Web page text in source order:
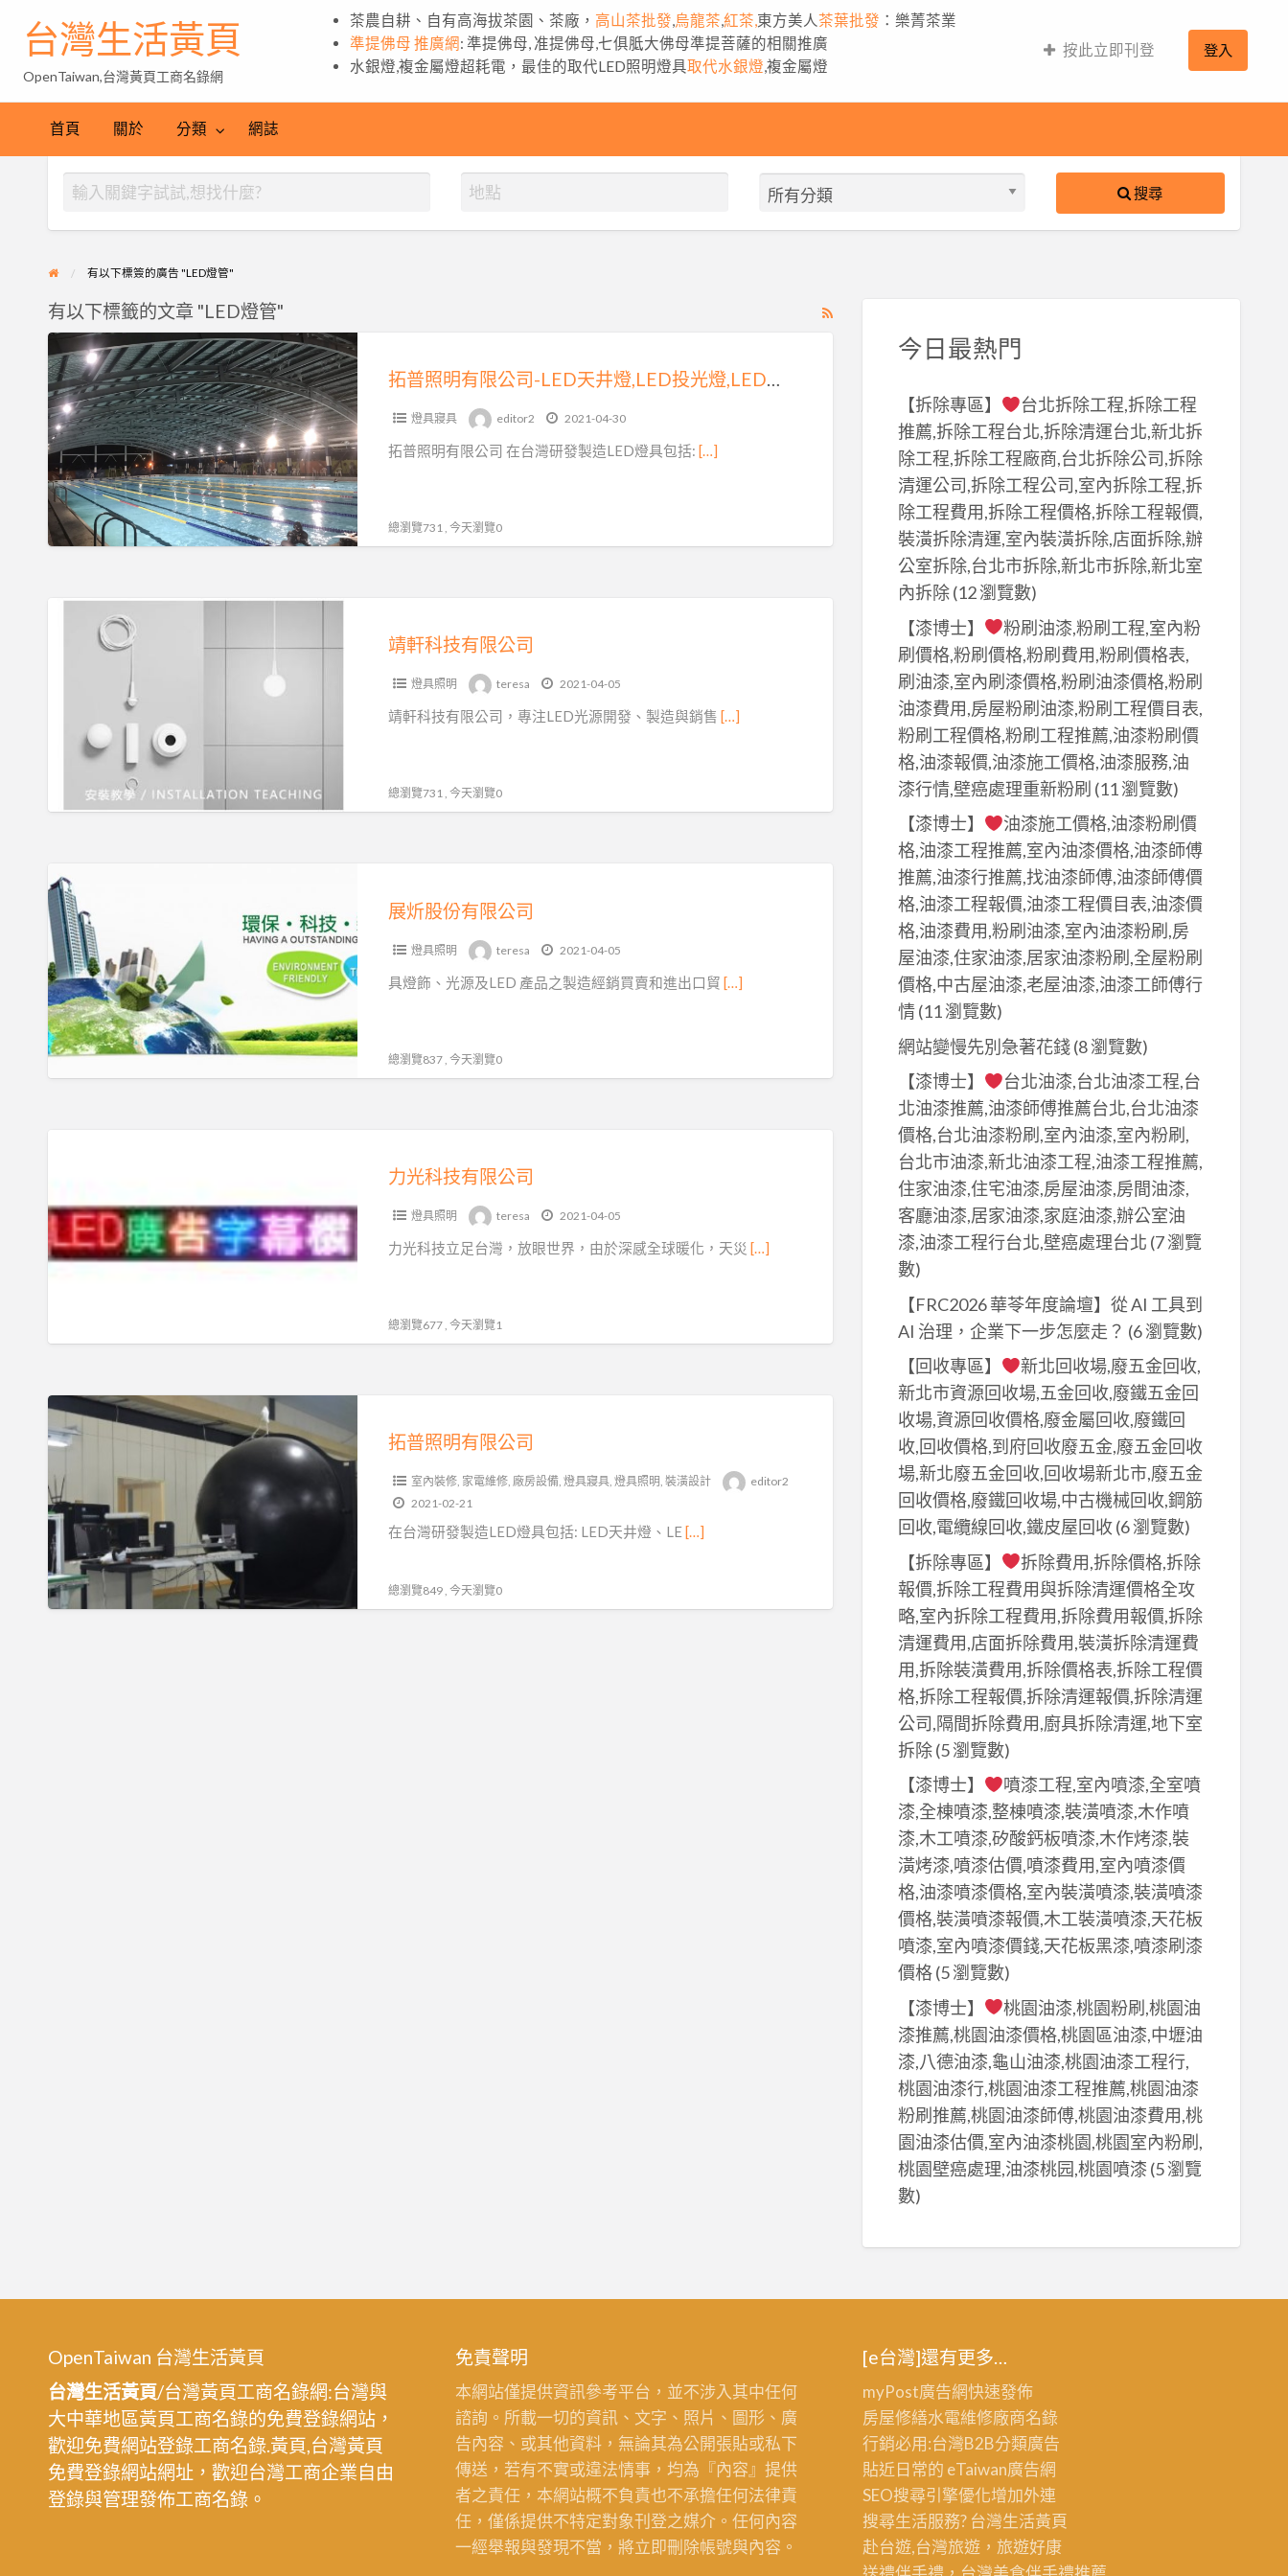
台灣生活黃頁
OpenTaiwan,台灣黃頁工商名錄網
茶農自耕、自有高海拔茶園、茶廠， 高山茶批發 烏龍茶 紅茶, 東方美人 茶葉批發 ：樂菁茶業
準提佛母 推廣網: 準提佛母, 准提佛母,七俱胝大佛母準提菩薩的相關推廣
水銀燈,複金屬燈超耗電，最佳的取代LED照明燈具取代水銀燈 ,複金屬燈
按此立即刊登 登入
首頁 關於 分類 網誌
搜尋
有以下標簽的廣告 "LED燈管"
RSS
有以下標籤的文章 "LED燈管"
普
照
明
有
限
公
司-
LED
井
燈,LED
泡,LED
管,LED
燈
拓普照明有限公司-LED天井燈,LED投光燈,LED燈泡,LED燈管,LED廠房燈
燈具寢具 editor2 2021-04-30
拓普照明有限公司 在台灣研發製造LED燈具包括: […]
總瀏覽731 , 今天瀏覽0
靖軒科技有限公司
燈具照明 teresa 2021-04-05
靖軒科技有限公司，專注LED光源開發、製造與銷售 […]
總瀏覽731 , 今天瀏覽0
展
炘
股
份
有
限
公
司
展炘股份有限公司
燈具照明 teresa 2021-04-05
具燈飾、光源及LED 產品之製造經銷買賣和進出口貿 […]
總瀏覽837 , 今天瀏覽0
技
有
力光科技有限公司
燈具照明 teresa 2021-04-05
力光科技立足台灣，放眼世界，由於深感全球暖化，天災 […]
總瀏覽677 , 今天瀏覽1
拓
普
明
有
限
公
司
拓普照明有限公司
室內裝修, 家電維修, 廠房設備, 燈具寢具, 燈具照明, 裝潢設計
editor2
2021-02-21
在台灣研發製造LED燈具包括: LED天井燈、LE[…]
總瀏覽849 , 今天瀏覽0
今日最熱門
【拆除專區】
台北拆除工程,拆除工程
推薦,拆除工程台北,拆除清運台北,新北拆
除工程,拆除工程廠商,台北拆除公司,拆除
清運公司,拆除工程公司,室內拆除工程,拆
除工程費用,拆除工程價格,拆除工程報價,
裝潢拆除清運,室內裝潢拆除,店面拆除,辦
公室拆除,台北市拆除,新北市拆除,新北室
內拆除(12 瀏覽數)
【漆博士】
粉刷油漆,粉刷工程,室內粉
刷價格,粉刷價格,粉刷費用,粉刷價格表,
刷油漆,室內刷漆價格,粉刷油漆價格,粉刷
油漆費用,房屋粉刷油漆,粉刷工程價目表,
粉刷工程價格,粉刷工程推薦,油漆粉刷價
格,油漆報價,油漆施工價格,油漆服務,油
漆行情,壁癌處理重新粉刷 (11 瀏覽數)
【漆博士】
油漆施工價格,油漆粉刷價
格,油漆工程推薦,室內油漆價格,油漆師傅
推薦,油漆行推薦,找油漆師傅,油漆師傅價
格,油漆工程報價,油漆工程價目表,油漆價
格,油漆費用,粉刷油漆,室內油漆粉刷,房
屋油漆,住家油漆,居家油漆粉刷,全屋粉刷
價格,中古屋油漆,老屋油漆,油漆工師傅行
情(11 瀏覽數)
網站變慢先別急著花錢(8 瀏覽數)
【漆博士】
台北油漆,台北油漆工程,台
北油漆推薦,油漆師傅推薦台北,台北油漆
價格,台北油漆粉刷,室內油漆,室內粉刷,
台北市油漆,新北油漆工程,油漆工程推薦,
住家油漆,住宅油漆,房屋油漆,房間油漆,
客廳油漆,居家油漆,家庭油漆,辦公室油
漆,油漆工程行台北,壁癌處理台北 (7 瀏覽
數)
【FRC2026 華苓年度論壇】從 AI 工具到
AI 治理，企業下一步怎麼走？ (6 瀏覽數)
【回收專區】
新北回收場,廢五金回收,
新北市資源回收場,五金回收,廢鐵五金回
收場,資源回收價格,廢金屬回收,廢鐵回
收,回收價格,到府回收廢五金,廢五金回收
場,新北廢五金回收,回收場新北市,廢五金
回收價格,廢鐵回收場,中古機械回收,鋼筋
回收,電纜線回收,鐵皮屋回收(6 瀏覽數)
【拆除專區】
拆除費用,拆除價格,拆除
報價,拆除工程費用與拆除清運價格全攻
略,室內拆除工程費用,拆除費用報價,拆除
清運費用,店面拆除費用,裝潢拆除清運費
用,拆除裝潢費用,拆除價格表,拆除工程價
格,拆除工程報價,拆除清運報價,拆除清運
公司,隔間拆除費用,廚具拆除清運,地下室
拆除(5 瀏覽數)
【漆博士】
噴漆工程,室內噴漆,全室噴
漆,全棟噴漆,整棟噴漆,裝潢噴漆,木作噴
漆,木工噴漆,矽酸鈣板噴漆,木作烤漆,裝
潢烤漆,噴漆估價,噴漆費用,室內噴漆價
格,油漆噴漆價格,室內裝潢噴漆,裝潢噴漆
價格,裝潢噴漆報價,木工裝潢噴漆,天花板
噴漆,室內噴漆價錢,天花板黑漆,噴漆刷漆
價格(5 瀏覽數)
【漆博士】
桃園油漆,桃園粉刷,桃園油
漆推薦,桃園油漆價格,桃園區油漆,中壢油
漆,八德油漆,龜山油漆,桃園油漆工程行,
桃園油漆行,桃園油漆工程推薦,桃園油漆
粉刷推薦,桃園油漆師傅,桃園油漆費用,桃
園油漆估價,室內油漆桃園,桃園室內粉刷,
桃園壁癌處理,油漆桃园,桃園噴漆(5 瀏覽
數)
OpenTaiwan 台灣生活黃頁
台灣生活黃頁/台灣黃頁工商名錄網:台灣與
大中華地區黃頁工商名錄的免費登錄網站，
歡迎免費網站登錄工商名錄.黃頁,台灣黃頁
免費登錄網站網址，歡迎台灣工商企業自由
登錄與管理發佈工商名錄。
免責聲明
本網站僅提供資訊參考平台，並不涉入其中任何
諮詢。所載一切的資訊、文字、照片、圖形、廣
告內容、或其他資料，無論其為公開張貼或私下
傳送，若有不實或違法情事，均為『內容』提供
者之責任，本網站概不負責也不承擔任何法律責
任，僅係提供不特定對象刊登之媒介。任何內容
一經舉報與發現不當，將立即刪除帳號與內容。
[e台灣]還有更多…
myPost廣告網快速發佈
房屋修繕水電維修廠商名錄
行銷必用:台灣B2B分類廣告
貼近日常的 eTaiwan廣告網
SEO搜尋引擎優化增加外連
搜尋生活服務? 台灣生活黃頁
赴台遊,台灣旅遊 ，旅遊好康